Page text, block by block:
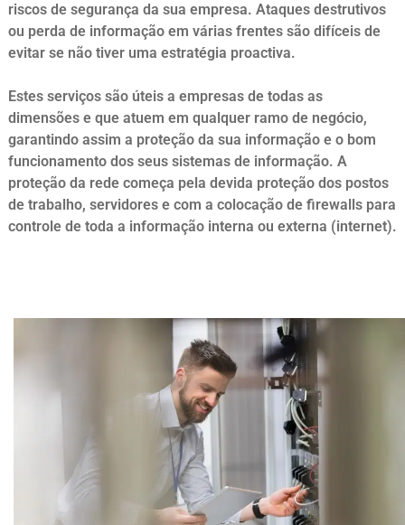
riscos de segurança da sua empresa. Ataques destrutivos
ou perda de informação em várias frentes são difíceis de
evitar se não tiver uma estratégia proactiva.
Estes serviços são úteis a empresas de todas as
dimensões e que atuem em qualquer ramo de negócio,
garantindo assim a proteção da sua informação e o bom
funcionamento dos seus sistemas de informação. A
proteção da rede começa pela devida proteção dos postos
de trabalho, servidores e com a colocação de firewalls para
controle de toda a informação interna ou externa (internet).